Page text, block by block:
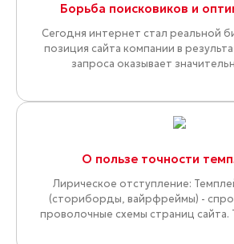
Борьба поисковиков и
Сегодня интернет стал реальной
позиция сайта компании в
запроса оказывает
О пользе точности
Лирическое отступление:
(сториборды, вайрфреймы) -
проволочные схемы страниц сайта.